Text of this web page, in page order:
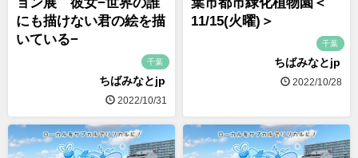
にも描けない君の絵を描
いている−
千葉
ちばみなとjp
2022/10/31
11/15(火曜)＞
千葉
ちばみなとjp
2022/10/28